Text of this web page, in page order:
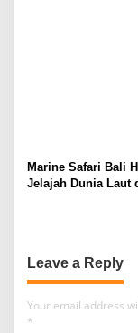
Marine Safari Bali
Jelajah Dunia Laut
Leave a Reply
Your email address
*